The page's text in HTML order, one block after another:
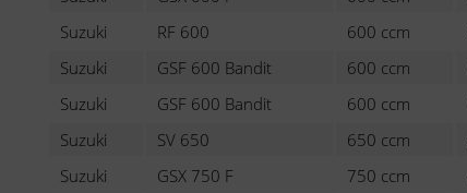
Suzuki
RF 600 600 ccm
Suzuki
GSF 600 Bandit 600 ccm
Suzuki
GSF 600 Bandit 600 ccm
Suzuki
SV 650 650 ccm
Suzuki
GSX 750 F 750 ccm